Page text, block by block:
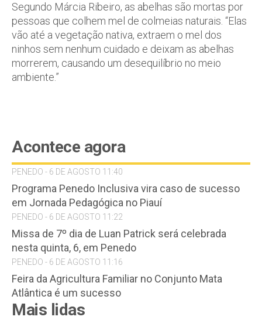
Segundo Márcia Ribeiro, as abelhas são mortas por
pessoas que colhem mel de colmeias naturais. “Elas
vão até a vegetação nativa, extraem o mel dos
ninhos sem nenhum cuidado e deixam as abelhas
morrerem, causando um desequilíbrio no meio
ambiente.”
Acontece agora
PENEDO - 6 DE AGOSTO 11:40
Programa Penedo Inclusiva vira caso de sucesso
em Jornada Pedagógica no Piauí
PENEDO - 6 DE AGOSTO 11:22
Missa de 7º dia de Luan Patrick será celebrada
nesta quinta, 6, em Penedo
PENEDO - 6 DE AGOSTO 11:16
Feira da Agricultura Familiar no Conjunto Mata
Atlântica é um sucesso
Mais lidas